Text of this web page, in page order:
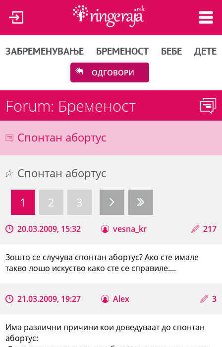
ЗАБРЕМЕНУВАЊЕ БРЕМЕНОСТ БЕБЕ ДЕТЕ
ОДГОВОРИ
Forum: Бременост
Спонтан абортус
Спонтан абортус
1
2 3
20.03.2009, 15:32 vesna_kr 217
Зошто се случува спонтан абортус? Ако сте имале
такво лошо искуство како сте се справиле....
21.03.2009, 19:27 Alex 3
Има различни причини кои доведуваат до спонтан
абортус: